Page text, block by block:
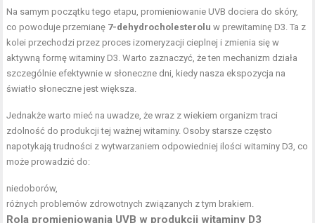
Na samym początku tego etapu, promieniowanie UVB dociera do skóry,
co powoduje przemianę 7-dehydrocholesterolu w prewitaminę D3. Ta z
kolei przechodzi przez proces izomeryzacji cieplnej i zmienia się w
aktywną formę witaminy D3. Warto zaznaczyć, że ten mechanizm działa
szczególnie efektywnie w słoneczne dni, kiedy nasza ekspozycja na
światło słoneczne jest większa.
Jednakże warto mieć na uwadze, że wraz z wiekiem organizm traci
zdolność do produkcji tej ważnej witaminy. Osoby starsze często
napotykają trudności z wytwarzaniem odpowiedniej ilości witaminy D3, co
może prowadzić do:
niedoborów,
różnych problemów zdrowotnych związanych z tym brakiem.
Rola promieniowania UVB w produkcji witaminy D3